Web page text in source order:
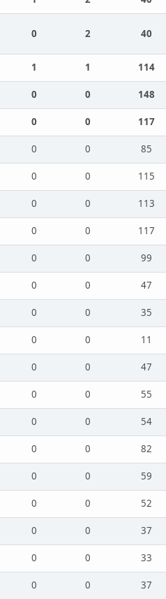
0 2 40
1 1
114
0 0
148
0 0
117
0 0
85
0 0
115
0 0
113
0 0
117
0 0
99
0 0
47
0 0
35
0 0
11
0 0
47
0 0
55
0 0
54
0 0
82
0 0
59
0 0
52
0 0
37
0 0
33
0 0
37